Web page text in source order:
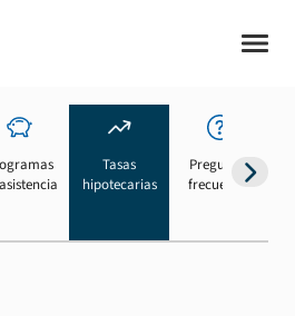
Tasas
hipotecarias
Preguntas
frecuentes